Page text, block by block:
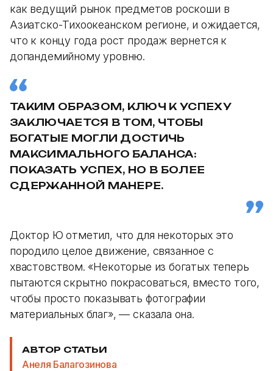
как ведущий рынок предметов роскоши в
Азиатско-Тихоокеанском регионе, и ожидается,
что к концу года рост продаж вернется к
допандемийному уровню.
ТАКИМ ОБРАЗОМ, КЛЮЧ К УСПЕХУ
ЗАКЛЮЧАЕТСЯ В ТОМ, ЧТОБЫ
БОГАТЫЕ МОГЛИ ДОСТИЧЬ
МАКСИМАЛЬНОГО БАЛАНСА:
ПОКАЗАТЬ УСПЕХ, НО В БОЛЕЕ
СДЕРЖАННОЙ МАНЕРЕ.
Доктор Ю отметил, что для некоторых это
породило целое движение, связанное с
хвастовством. «Некоторые из богатых теперь
пытаются скрытно покрасоваться, вместо того,
чтобы просто показывать фотографии
материальных благ», — сказала она.
АВТОР СТАТЬИ
Анеля Балагозинова